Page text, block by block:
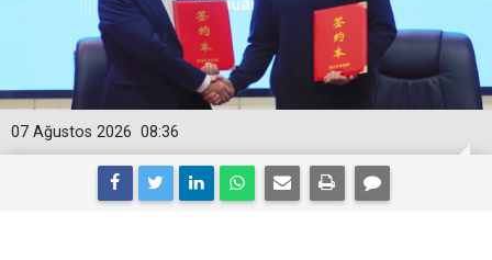
08:36
07 Ağustos 2026